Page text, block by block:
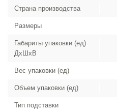
Страна производства
Размеры
Габариты упаковки (ед)
ДхШхВ
Вес упаковки (ед)
Объем упаковки (ед)
Тип подставки